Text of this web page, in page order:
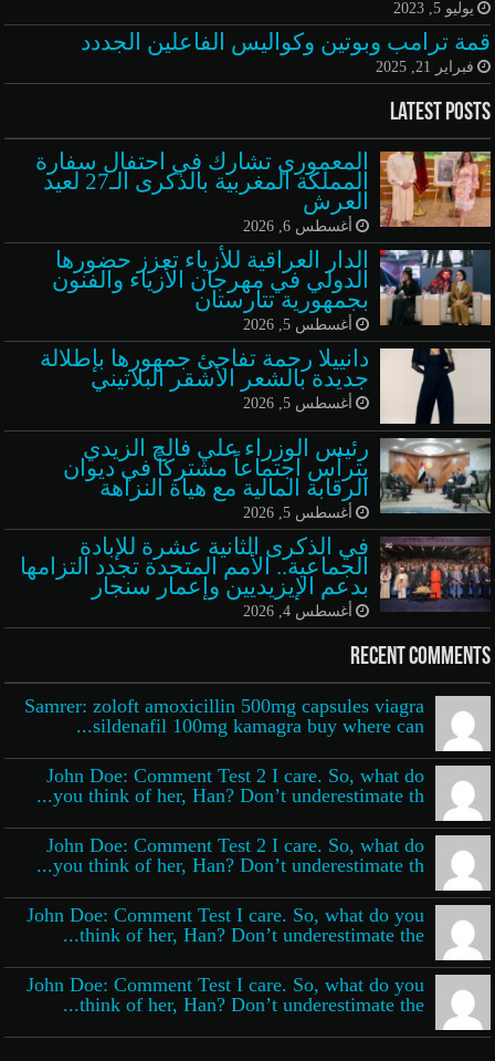
يوليو 5, 2023
قمة ترامب وبوتين وكواليس الفاعلين الجددد
فبراير 21, 2025
Latest Posts
المعموري تشارك في احتفال سفارة
المملكة المغربية بالذكرى الـ27 لعيد
العرش
أغسطس 6, 2026
الدار العراقية للأزياء تعزز حضورها
الدولي في مهرجان الأزياء والفنون
بجمهورية تتارستان
أغسطس 5, 2026
دانييلا رحمة تفاجئ جمهورها بإطلالة
جديدة بالشعر الأشقر البلاتيني
أغسطس 5, 2026
رئيس الوزراء علي فالح الزيدي
يترأس اجتماعاً مشتركاً في ديوان
الرقابة المالية مع هيأة النزاهة
أغسطس 5, 2026
في الذكرى الثانية عشرة للإبادة
الجماعية.. الأمم المتحدة تجدد التزامها
بدعم الإيزيديين وإعمار سنجار
أغسطس 4, 2026
Recent Comments
Samrer: zoloft amoxicillin 500mg capsules viagra
sildenafil 100mg kamagra buy where can...
John Doe: Comment Test 2 I care. So, what do
you think of her, Han? Don’t underestimate th...
John Doe: Comment Test 2 I care. So, what do
you think of her, Han? Don’t underestimate th...
John Doe: Comment Test I care. So, what do you
think of her, Han? Don’t underestimate the...
John Doe: Comment Test I care. So, what do you
think of her, Han? Don’t underestimate the...